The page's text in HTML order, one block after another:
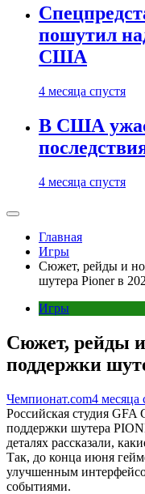
пошутил
США
4 месяца спустя
В США
4 месяца спустя
Главная
Игры
Сюжет, рейды и
шутера Pioner в
Игры
Сюжет, рейды
поддержки
Чемпионат.com4 месяца
Российская студия GFA
поддержки шутера
деталях рассказали,
Так, до конца июня
улучшенным
событиями.